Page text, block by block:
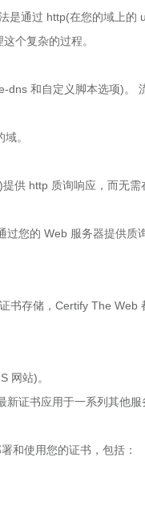
通过 http(在您的域上的
个复杂的过程。
和自定义脚本选项)。
。
http 质询响应，而无需
您的 Web 服务器提供质询
存储，Certify The Web
网站)。
证书应用于一系列其他服
使用您的证书，包括：